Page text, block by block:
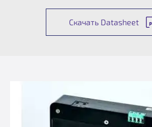
Скачать Datasheet